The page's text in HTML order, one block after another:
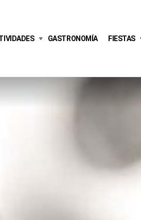
GASTRONOMÍA FIESTAS